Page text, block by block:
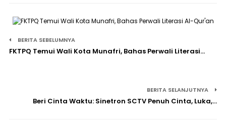
BERITA SEBELUMNYA
FKTPQ Temui Wali Kota Munafri, Bahas Perwali Literasi…
BERITA SELANJUTNYA
Beri Cinta Waktu: Sinetron SCTV Penuh Cinta, Luka,…